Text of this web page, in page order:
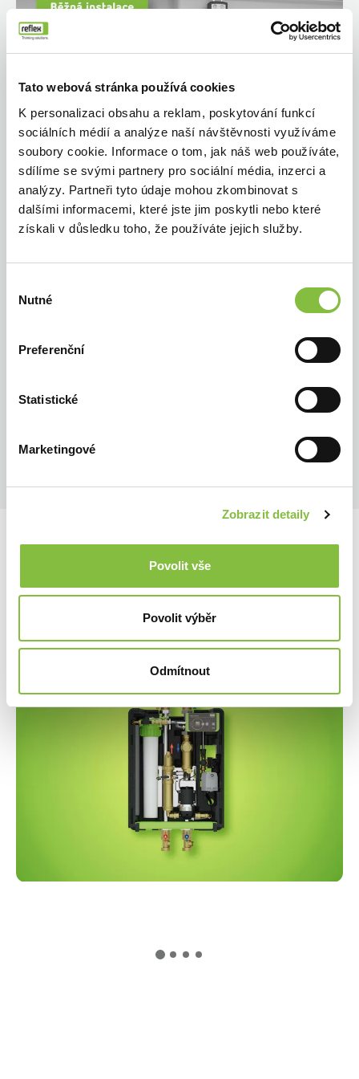
Tato webová stránka používá cookies
K personalizaci obsahu a reklam, poskytování funkcí
sociálních médií a analýze naší návštěvnosti využíváme
soubory cookie. Informace o tom, jak náš web používáte,
sdílíme se svými partnery pro sociální média, inzerci a
analýzy. Partneři tyto údaje mohou zkombinovat s
dalšími informacemi, které jste jim poskytli nebo které
získali v důsledku toho, že používáte jejich služby.
souhlasu
Nutné
Preferenční
Statistické
Marketingové
Zobrazit detaily
Povolit vše
Povolit výběr
Odmítnout